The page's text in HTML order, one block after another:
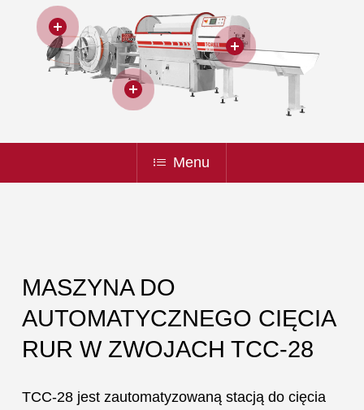
Menu
MASZYNA DO
AUTOMATYCZNEGO CIĘCIA
RUR W ZWOJACH TCC-28
TCC-28 jest zautomatyzowaną stacją do cięcia